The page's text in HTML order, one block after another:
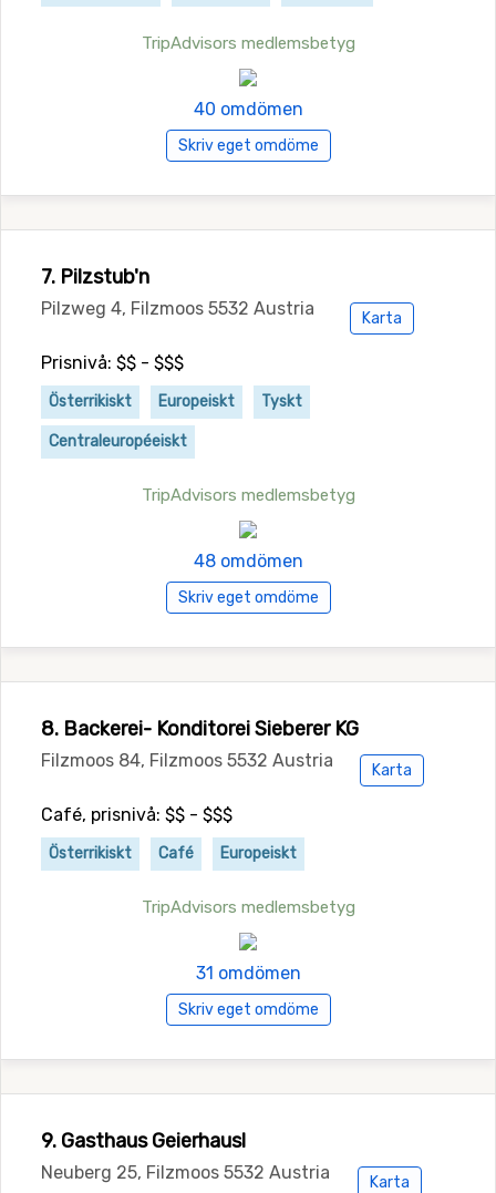
TripAdvisors medlemsbetyg
40 omdömen
Skriv eget omdöme
7. Pilzstub'n
Pilzweg 4, Filzmoos 5532 Austria Karta
Prisnivå: $$ - $$$
Österrikiskt Europeiskt Tyskt
Centraleuropéeiskt
TripAdvisors medlemsbetyg
48 omdömen
Skriv eget omdöme
8. Backerei- Konditorei Sieberer KG
Filzmoos 84, Filzmoos 5532 Austria Karta
Café, prisnivå: $$ - $$$
Österrikiskt Café Europeiskt
TripAdvisors medlemsbetyg
31 omdömen
Skriv eget omdöme
9. Gasthaus Geierhausl
Neuberg 25, Filzmoos 5532 Austria Karta